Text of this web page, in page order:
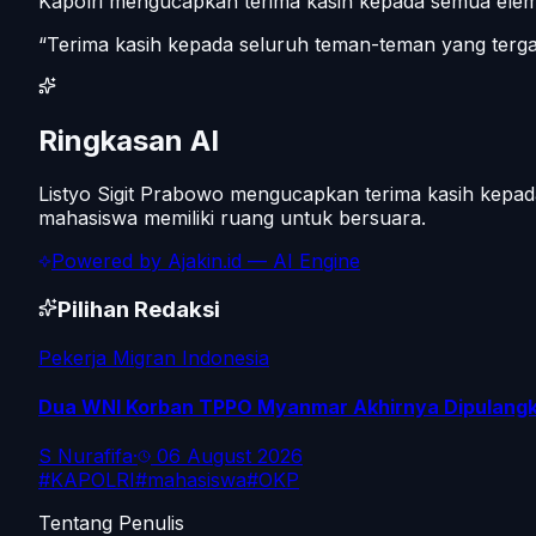
“Terima kasih kepada seluruh teman-teman yang
Ringkasan AI
Listyo Sigit Prabowo mengucapkan terima kasih
mahasiswa memiliki ruang untuk bersuara.
Powered by Ajakin.id — AI Engine
Pilihan Redaksi
Pekerja Migran Indonesia
Dua WNI Korban TPPO Myanmar Akhirnya
S Nurafifa·
06 August 2026
#KAPOLRI#mahasiswa#OKP
Tentang Penulis